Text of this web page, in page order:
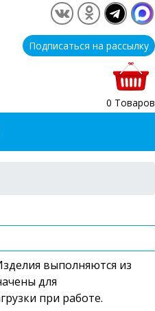
Подписаться на рассылку
0 Товаров
выполняются из
для
при работе.